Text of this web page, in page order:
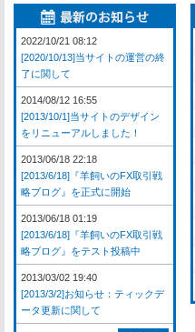
2022/10/21 08:12
[2020/10/13]当サイトの運営の終
了に関して
2014/08/12 16:55
[2013/10/1]当サイトのデザイン
をリニューアルしました！
2013/06/18 22:18
[2013/6/18]『羊飼いのFX取引戦
略ブログ』を正式に開始
2013/06/18 01:19
[2013/6/18]『羊飼いのFX取引戦
略ブログ』をテスト投稿中
2013/03/02 19:40
[2013/3/2]お知らせ：ティックデ
ータ更新に関して